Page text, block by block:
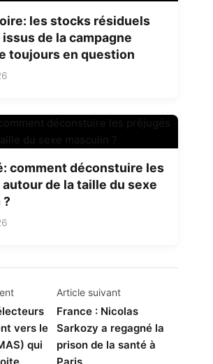
les stocks résiduels
de la campagne
toujours en question
comment déconstuire les
de la taille du sexe
?
vers le
qui
Article suivant
France : Nicolas
Sarkozy a regagné la
prison de la santé à